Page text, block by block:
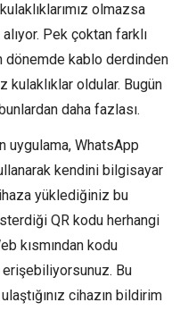
olmazsa
Pek çoktan farklı
dönemde kablo derdinden
kulaklıklar oldular. Bugün
daha fazlası.
uygulama, WhatsApp
kendini bilgisayar
yüklediğiniz bu
QR kodu herhangi
kısmından kodu
erişebiliyorsunuz. Bu
cihazın bildirim